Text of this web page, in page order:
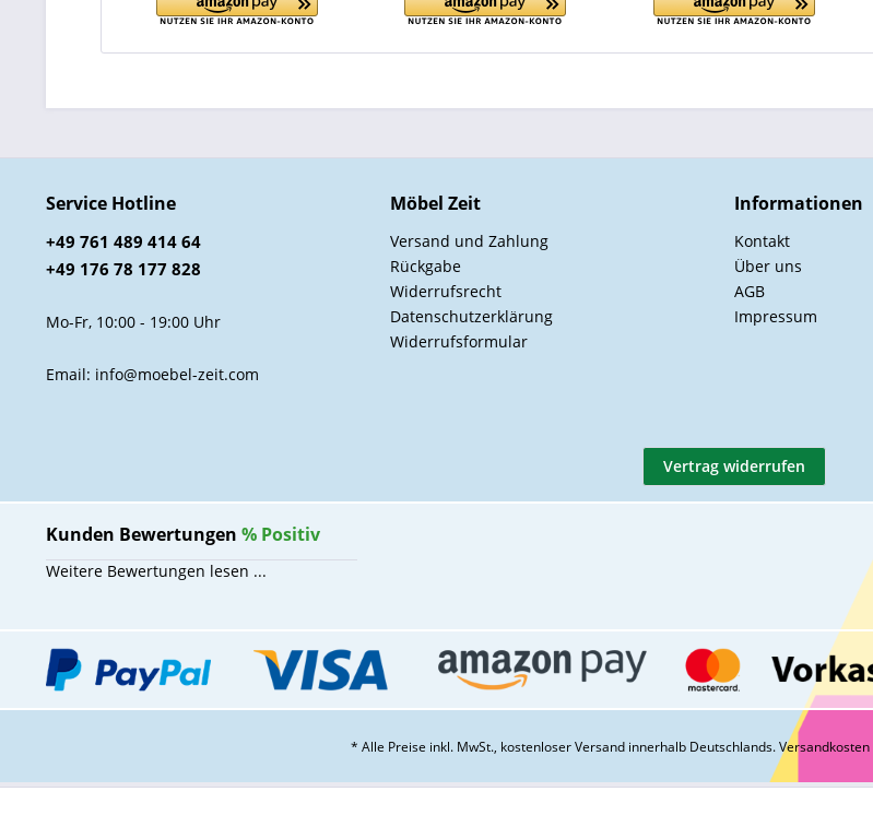
Service Hotline
+49 761 489 414 64
+49 176 78 177 828
Mo-Fr, 10:00 - 19:00 Uhr
Email: info@moebel-zeit.com
Möbel Zeit
Versand und Zahlung
Rückgabe
Widerrufsrecht
Datenschutzerklärung
Widerrufsformular
Informationen
Kontakt
Über uns
AGB
Impressum
Vertrag widerrufen
Kunden Bewertungen % Positiv
Weitere Bewertungen lesen ...
* Alle Preise inkl. MwSt., kostenloser Versand innerhalb Deutschlands.Versandkosten